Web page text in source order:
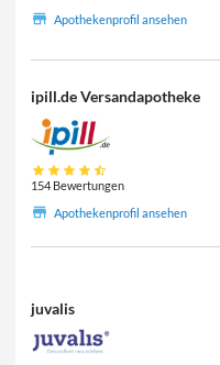
Apothekenprofil ansehen
ipill.de Versandapotheke
154 Bewertungen
Apothekenprofil ansehen
juvalis